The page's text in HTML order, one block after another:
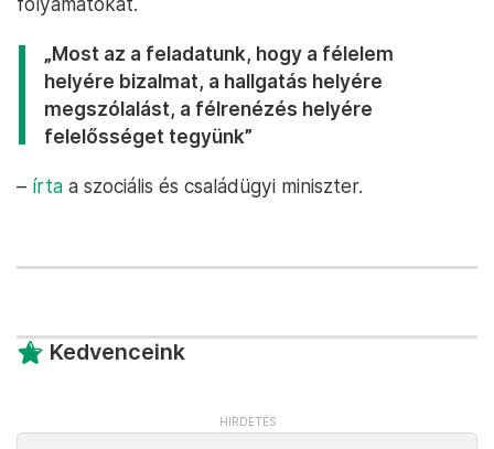
„Most az a feladatunk, hogy a félelem
helyére bizalmat, a hallgatás helyére
megszólalást, a félrenézés helyére
felelősséget tegyünk”
– írta a szociális és családügyi miniszter.
Kedvenceink